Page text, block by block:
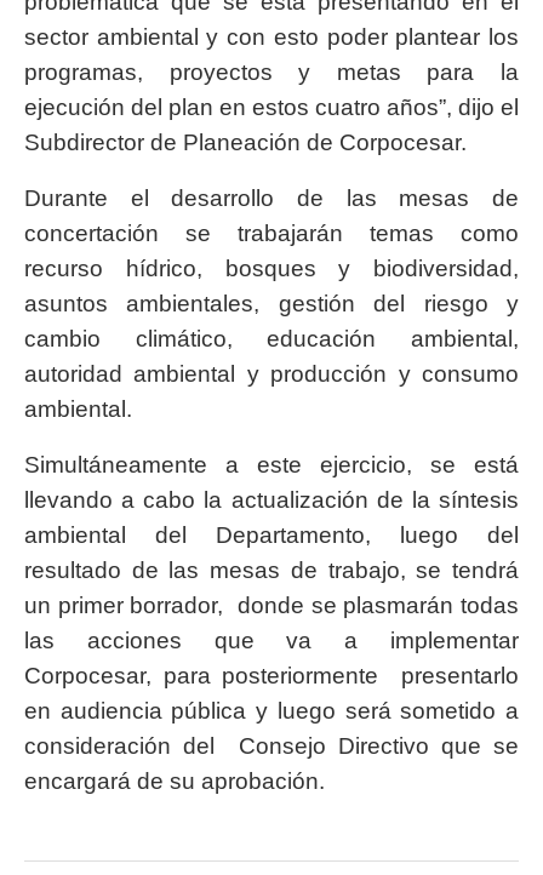
sector ambiental y con esto poder plantear los
programas, proyectos y metas para la
ejecución del plan en estos cuatro años”, dijo el
Subdirector de Planeación de Corpocesar.
Durante el desarrollo de las mesas de
concertación se trabajarán temas como
recurso hídrico, bosques y biodiversidad,
asuntos ambientales, gestión del riesgo y
cambio climático, educación ambiental,
autoridad ambiental y producción y consumo
ambiental.
Simultáneamente a este ejercicio, se está
llevando a cabo la actualización de la síntesis
ambiental del Departamento, luego del
resultado de las mesas de trabajo, se tendrá
un primer borrador, donde se plasmarán todas
las acciones que va a implementar
Corpocesar, para posteriormente presentarlo
en audiencia pública y luego será sometido a
consideración del Consejo Directivo que se
encargará de su aprobación.